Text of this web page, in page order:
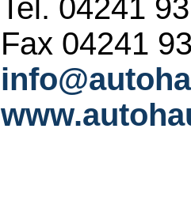
Tel. 04241
Fax 04241